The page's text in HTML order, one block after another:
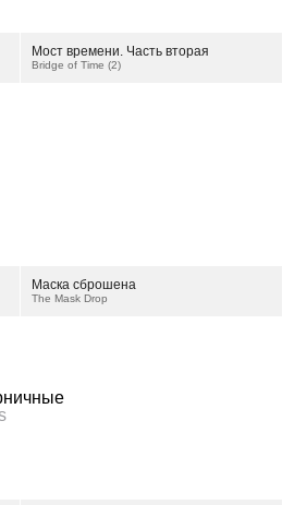
Мост времени. Часть вторая
Bridge of Time (2)
Маска сброшена
The Mask Drop